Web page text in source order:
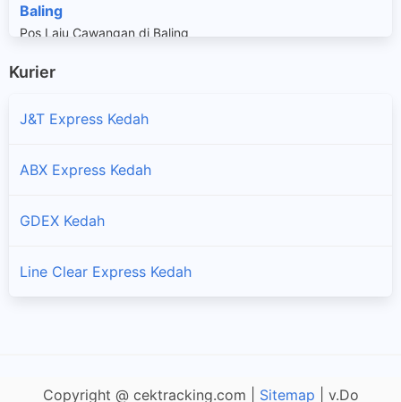
Baling
Pos Laju Cawangan di Baling
Bandar Bharu
Pos Laju Cawangan di Bandar Bukit Kayu Hitam
Bedong
Changloon
Pos Laju Cawangan di Felda Lubok Merbau
Kurier
J&T Express Kedah
ABX Express Kedah
GDEX Kedah
Line Clear Express Kedah
Copyright @ cektracking.com | Sitemap | v.Do